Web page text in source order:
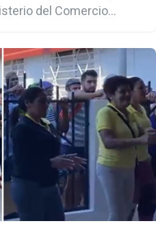
del Comercio